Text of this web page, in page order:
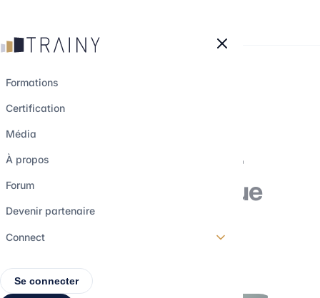
Formations
Certification
Média
À propos
Forum
Devenir partenaire
Connect
Se connecter
structurés : piloter
finement son risque
d'investissement